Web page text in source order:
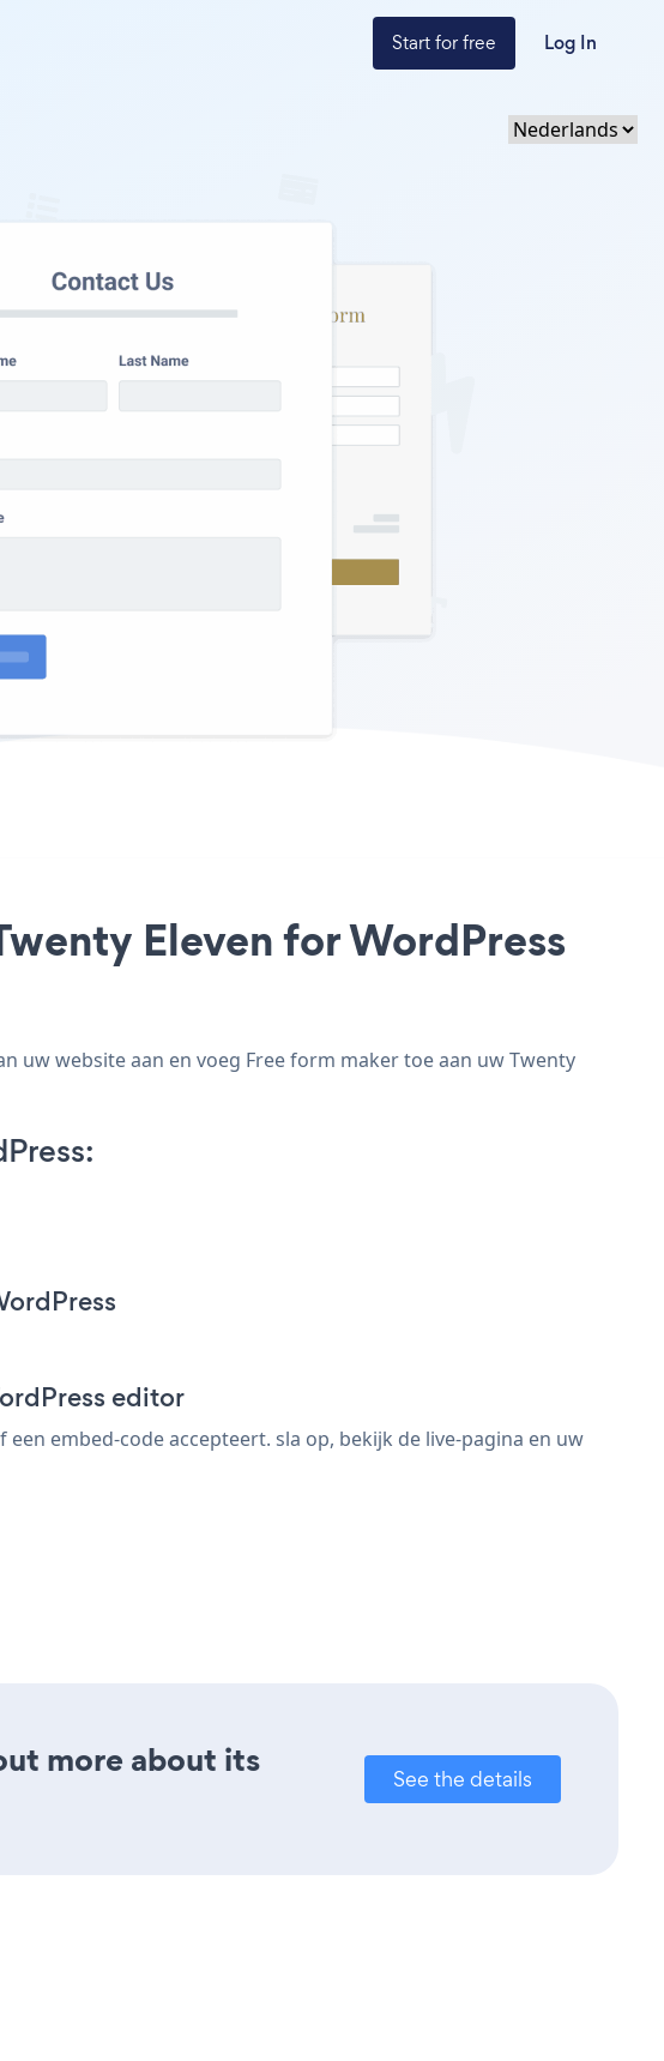
Start for free Log In
Eleven for WordPress
uw website aan en voeg Free form maker toe aan uw Twenty
editor
embed-code accepteert. sla op, bekijk de live-pagina en uw
more about its
See the details